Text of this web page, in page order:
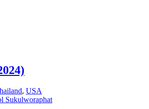
, USA
Sukulworaphat